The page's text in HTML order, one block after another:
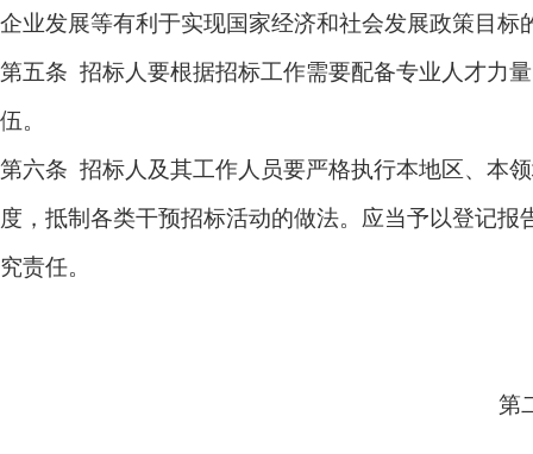
企业发展等有利于实现国家经济和社会发展政策目标
第五条 招标人要根据招标工作需要配备专业人才力
伍。
第六条 招标人及其工作人员要严格执行本地区、本
度，抵制各类干预招标活动的做法。应当予以登记
究责任。
第